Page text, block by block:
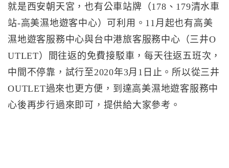
就是西安朝天宮，也有公車站牌（178、179清水車
站-高美濕地遊客中心）可利用。11月起也有高美
濕地遊客服務中心與台中港旅客服務中心（三井O
UTLET）間往返的免費接駁車，每天往返五班次，
中間不停靠，試行至2020年3月1日止。所以從三井
OUTLET過來也更方便，到達高美濕地遊客服務中
心後再步行過來即可，提供給大家參考。